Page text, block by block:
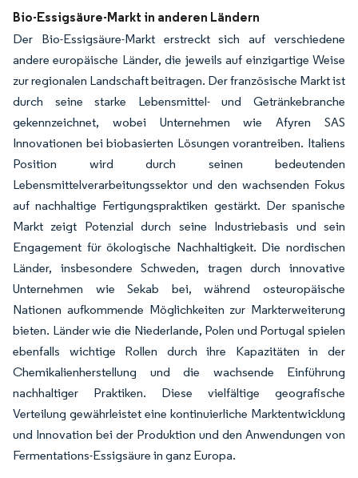
Bio-Essigsäure-Markt in anderen Ländern
Der Bio-Essigsäure-Markt erstreckt sich auf verschiedene
andere europäische Länder, die jeweils auf einzigartige Weise
zur regionalen Landschaft beitragen. Der französische Markt ist
durch seine starke Lebensmittel- und Getränkebranche
gekennzeichnet, wobei Unternehmen wie Afyren SAS
Innovationen bei biobasierten Lösungen vorantreiben. Italiens
Position wird durch seinen bedeutenden
Lebensmittelverarbeitungssektor und den wachsenden Fokus
auf nachhaltige Fertigungspraktiken gestärkt. Der spanische
Markt zeigt Potenzial durch seine Industriebasis und sein
Engagement für ökologische Nachhaltigkeit. Die nordischen
Länder, insbesondere Schweden, tragen durch innovative
Unternehmen wie Sekab bei, während osteuropäische
Nationen aufkommende Möglichkeiten zur Markterweiterung
bieten. Länder wie die Niederlande, Polen und Portugal spielen
ebenfalls wichtige Rollen durch ihre Kapazitäten in der
Chemikalienherstellung und die wachsende Einführung
nachhaltiger Praktiken. Diese vielfältige geografische
Verteilung gewährleistet eine kontinuierliche Marktentwicklung
und Innovation bei der Produktion und den Anwendungen von
Fermentations-Essigsäure in ganz Europa.